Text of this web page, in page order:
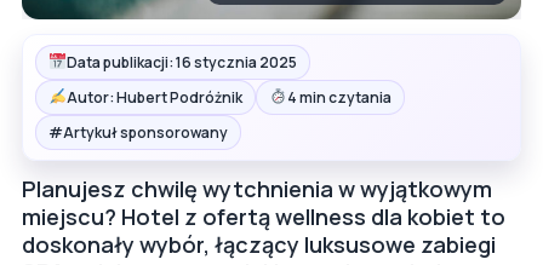
Data publikacji: 16 stycznia 2025
Autor: Hubert Podróżnik
4 min czytania
#Artykuł sponsorowany
Planujesz chwilę wytchnienia w wyjątkowym
miejscu? Hotel z ofertą wellness dla kobiet to
doskonały wybór, łączący luksusowe zabiegi